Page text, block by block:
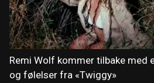
Remi Wolf kommer tilbake med
og følelser fra «Twiggy»